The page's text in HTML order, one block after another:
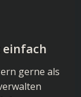
einfach
gerne als